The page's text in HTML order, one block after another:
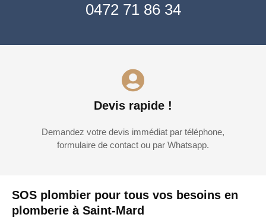
SOS plombier pour tous vos besoins en
plomberie à Saint-Mard
0472 71 86 34
Devis rapide !
Demandez votre devis immédiat par téléphone,
formulaire de contact ou par Whatsapp.